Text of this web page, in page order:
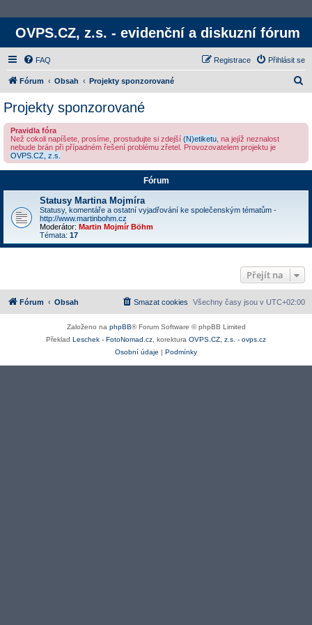
OVPS.CZ, z.s. - evidenční a diskuzní fórum
FAQ Přihlásit se
Registrace
Fórum Obsah Projekty sponzorované
t
Projekty sponzorované
Pravidla fóra
Než cokoli napíšete, prosíme, prostudujte si zdejší (N)etiketu , na jejíž neznalost
nebude brán při případném řešení problému zřetel. Provozovatelem projektu je
OVPS.CZ, z.s.
Fórum
Statusy Martina Mojmíra
Statusy, komentáře a ostatní vyjadřování ke společenským tématům -
http://www.martinbohm.cz
Moderátor: Martin Mojmír Böhm
Témata: 17
Přejít na
Fórum Obsah Všechny časy jsou v UTC+02:00
Smazat cookies
Založeno na phpBB® Forum Software © phpBB Limited
Překlad Leschek - FotoNomad.cz , korektura OVPS.CZ, z.s. - ovps.cz
Osobní údaje | Podmínky